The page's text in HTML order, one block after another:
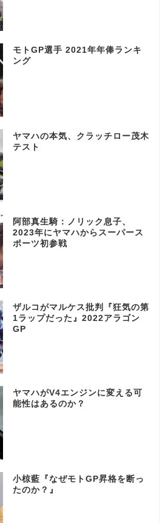
モトGP選手 2021年年俸ランキ
ング
ヤマハの本気、クラッチロー茂木
テスト
阿部真生騎：ノリック息子、
2023年にヤマハからスーパース
ポーツ初参戦
ザルコがマルケス批判『狂気の第
1ラップだった』2022アラゴン
GP
ヤマハがV4エンジンに変える可
能性はあるのか？
小椋藍『なぜモトGP昇格を断っ
たのか？』